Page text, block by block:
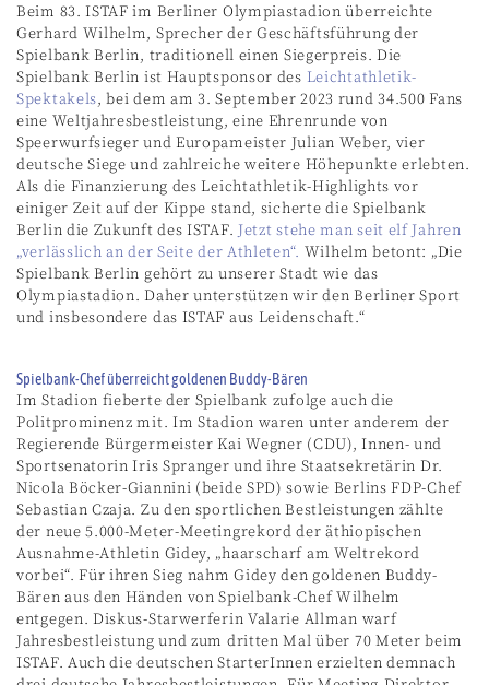
Beim 83. ISTAF im Berliner Olympiastadion überreichte
Gerhard Wilhelm, Sprecher der Geschäftsführung der
Spielbank Berlin, traditionell einen Siegerpreis. Die
Spielbank Berlin ist Hauptsponsor des Leichtathletik-
Spektakels, bei dem am 3. September 2023 rund 34.500 Fans
eine Weltjahresbestleistung, eine Ehrenrunde von
Speerwurfsieger und Europameister Julian Weber, vier
deutsche Siege und zahlreiche weitere Höhepunkte erlebten.
Als die Finanzierung des Leichtathletik-Highlights vor
einiger Zeit auf der Kippe stand, sicherte die Spielbank
Berlin die Zukunft des ISTAF. Jetzt stehe man seit elf Jahren
„verlässlich an der Seite der Athleten“. Wilhelm betont: „Die
Spielbank Berlin gehört zu unserer Stadt wie das
Olympiastadion. Daher unterstützen wir den Berliner Sport
und insbesondere das ISTAF aus Leidenschaft.“
Spielbank-Chef überreicht goldenen Buddy-Bären
Im Stadion fieberte der Spielbank zufolge auch die
Politprominenz mit. Im Stadion waren unter anderem der
Regierende Bürgermeister Kai Wegner (CDU), Innen- und
Sportsenatorin Iris Spranger und ihre Staatsekretärin Dr.
Nicola Böcker-Giannini (beide SPD) sowie Berlins FDP-Chef
Sebastian Czaja. Zu den sportlichen Bestleistungen zählte
der neue 5.000-Meter-Meetingrekord der äthiopischen
Ausnahme-Athletin Gidey, „haarscharf am Weltrekord
vorbei“. Für ihren Sieg nahm Gidey den goldenen Buddy-
Bären aus den Händen von Spielbank-Chef Wilhelm
entgegen. Diskus-Starwerferin Valarie Allman warf
Jahresbestleistung und zum dritten Mal über 70 Meter beim
ISTAF. Auch die deutschen StarterInnen erzielten demnach